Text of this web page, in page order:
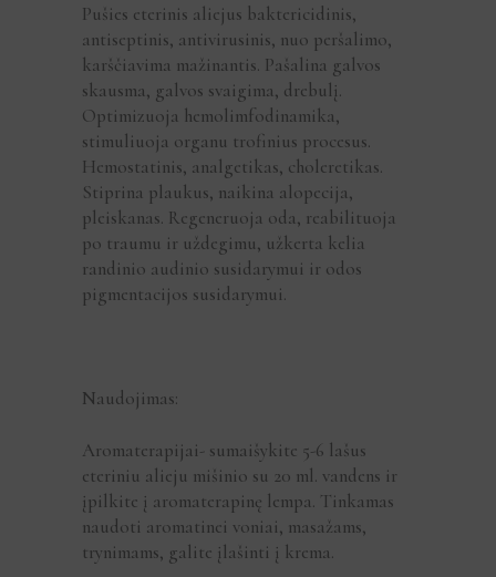
Pušies eterinis aliejus baktericidinis,
antiseptinis, antivirusinis, nuo peršalimo,
karščiavima mažinantis. Pašalina galvos
skausma, galvos svaigima, drebulį.
Optimizuoja hemolimfodinamika,
stimuliuoja organu trofinius procesus.
Hemostatinis, analgetikas, choleretikas.
Stiprina plaukus, naikina alopecija,
pleiskanas. Regeneruoja oda, reabilituoja
po traumu ir uždegimu, užkerta kelia
randinio audinio susidarymui ir odos
pigmentacijos susidarymui.
Naudojimas:
Aromaterapijai- sumaišykite 5-6 lašus
eteriniu alieju mišinio su 20 ml. vandens ir
įpilkite į aromaterapinę lempa. Tinkamas
naudoti aromatinei voniai, masažams,
trynimams, galite įlašinti į krema.